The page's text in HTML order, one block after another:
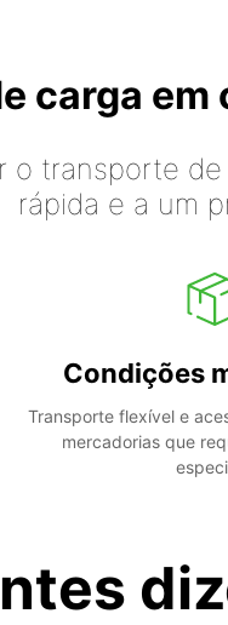
carga
transporte
rápida e a um
Condições
Transporte flexível e
mercadorias que